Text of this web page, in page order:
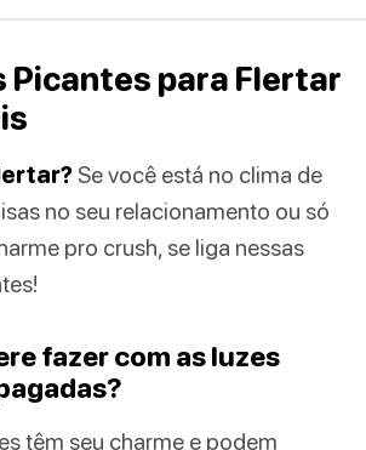
Picantes para Flertar
Se você está no clima de
no seu relacionamento ou só
pro crush, se liga nessas
fazer com as luzes
têm seu charme e podem